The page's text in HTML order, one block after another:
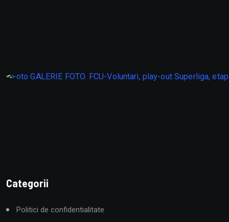
Categorii
Politici de confidentialitate